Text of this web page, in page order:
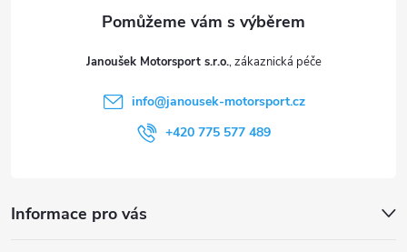
Janoušek Motorsport s.r.o.
info@janousek-motorsport.cz
+420 775 577 489
Informace pro vás